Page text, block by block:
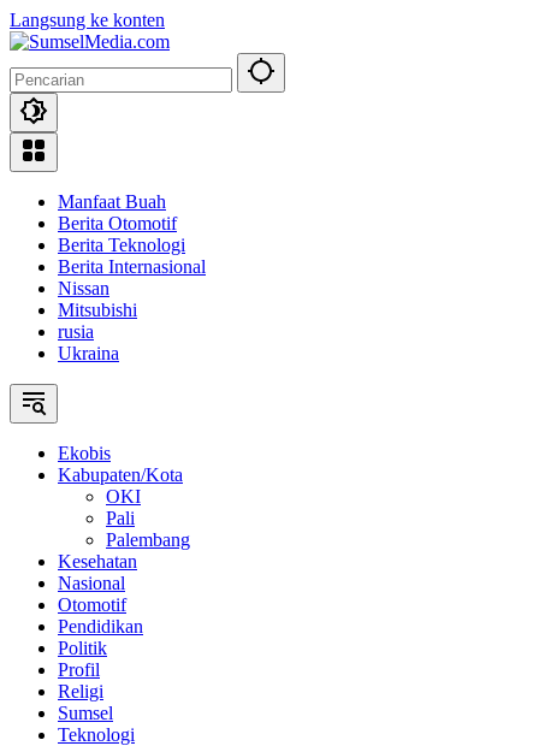
Langsung ke konten
Manfaat Buah
Berita Otomotif
Berita Teknologi
Berita Internasional
Nissan
Mitsubishi
rusia
Ukraina
Ekobis
Kabupaten/Kota
OKI
Pali
Palembang
Kesehatan
Nasional
Otomotif
Pendidikan
Politik
Profil
Religi
Sumsel
Teknologi